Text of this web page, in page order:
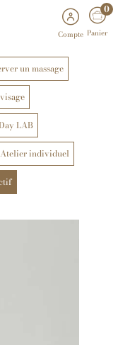
Compte
0
Panier
un massage
LAB
Atelier individuel